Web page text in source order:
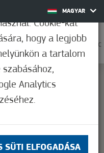
MAGYAR
0
25,6°C
correctly.
OK
Cookie-kat
hogy a legjobb
a tartalom
Analytics
SÜTI ELFOGADÁSA